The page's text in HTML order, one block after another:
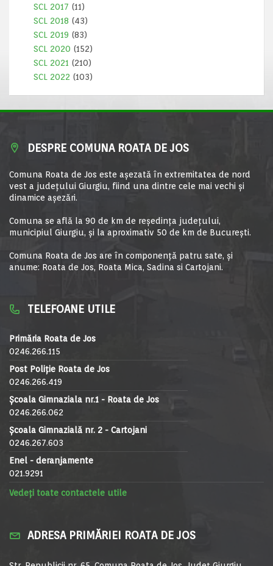
SCL 2017 (11)
SCL 2018 (43)
SCL 2019 (83)
SCL 2020 (152)
SCL 2021 (210)
SCL 2022 (103)
DESPRE COMUNA ROATA DE JOS
Comuna Roata de Jos este aşezată în extremitatea de nord
vest a judeţului Giurgiu, fiind una dintre cele mai vechi şi
dinamice aşezări.
Comuna se află la 90 de km de reşedinţa judeţului,
municipiul Giurgiu, şi la aproximativ 50 de km de Bucureşti.
Comuna Roata de Jos are în componență patru sate, și
anume: Roata de Jos, Roata Mica, Sadina si Cartojani.
TELEFOANE UTILE
Primăria Roata de Jos
0246.266.115
Post Poliție Roata de Jos
0246.266.419
Școala Gimnaziala nr.1 - Roata de Jos
0246.266.062
Școala Gimnazială nr. 2 - Cartojani
0246.267.603
Enel - deranjamente
021.9291
Vedeți toate contactele utile
ADRESA PRIMĂRIEI ROATA DE JOS